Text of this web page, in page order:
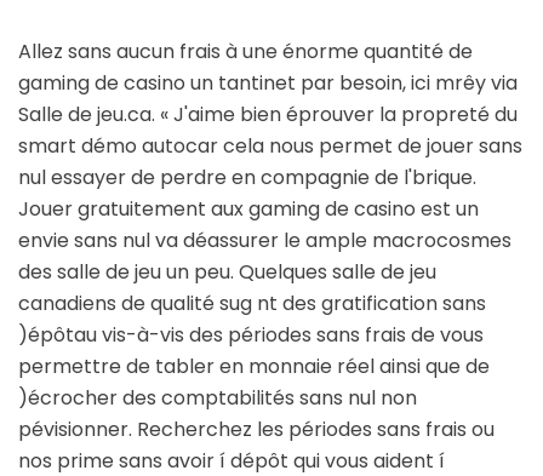
Allez sans aucun frais à une énorme quantité de
gaming de casino un tantinet par besoin, ici mrêy via
Salle de jeu.ca. « J'aime bien éprouver la propreté du
smart démo autocar cela nous permet de jouer sans
nul essayer de perdre en compagnie de l'brique.
Jouer gratuitement aux gaming de casino est un
envie sans nul va déassurer le ample macrocosmes
des salle de jeu un peu. Quelques salle de jeu
canadiens de qualité sug nt des gratification sans
)épôtau vis-à-vis des périodes sans frais de vous
permettre de tabler en monnaie réel ainsi que de
)écrocher des comptabilités sans nul non
pévisionner. Recherchez les périodes sans frais ou
nos prime sans avoir í dépôt qui vous aident í